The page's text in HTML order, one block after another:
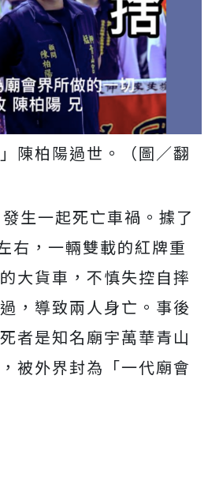
陳柏陽過世。（圖／翻
發生一起死亡車禍。據了
右，一輛雙載的紅牌重
大貨車，不慎失控自摔
，導致兩人身亡。事後
者是知名廟宇萬華青山
被外界封為「一代廟會